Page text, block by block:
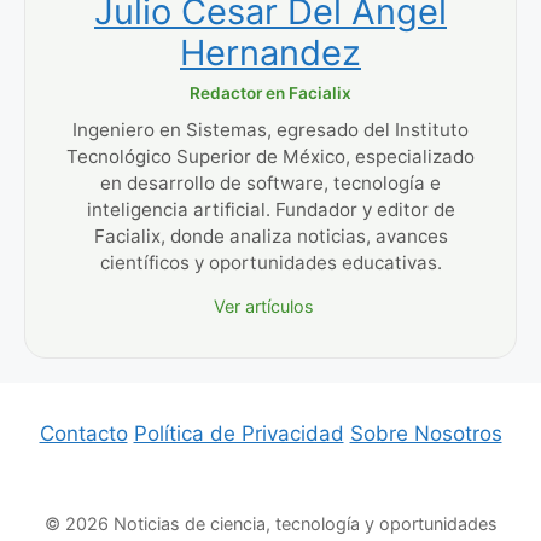
Julio Cesar Del Angel
Hernandez
Redactor en Facialix
Ingeniero en Sistemas, egresado del Instituto
Tecnológico Superior de México, especializado
en desarrollo de software, tecnología e
inteligencia artificial. Fundador y editor de
Facialix, donde analiza noticias, avances
científicos y oportunidades educativas.
Ver artículos
Contacto Política de Privacidad Sobre Nosotros
© 2026 Noticias de ciencia, tecnología y oportunidades